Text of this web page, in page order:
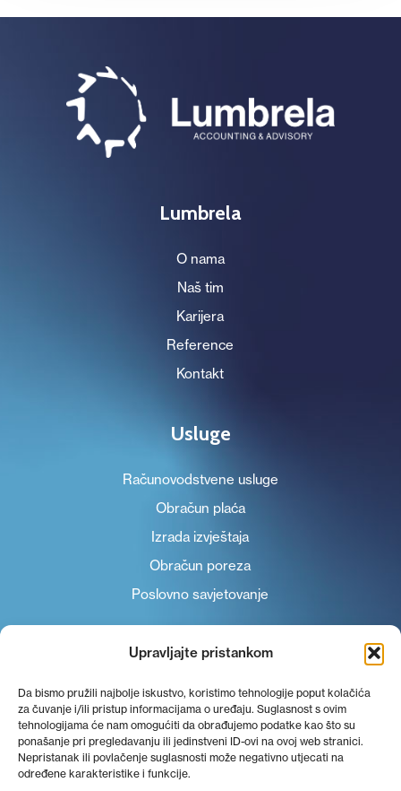
Upravljajte pristankom
Da bismo pružili najbolje iskustvo, koristimo tehnologije poput kolačića
za čuvanje i/ili pristup informacijama o uređaju. Suglasnost s ovim
tehnologijama će nam omogućiti da obrađujemo podatke kao što su
ponašanje pri pregledavanju ili jedinstveni ID-ovi na ovoj web stranici.
Nepristanak ili povlačenje suglasnosti može negativno utjecati na
određene karakteristike i funkcije.
Lumbrela
O nama
Naš tim
Karijera
Reference
Kontakt
Usluge
Računovodstvene usluge
Obračun plaća
Izrada izvještaja
Obračun poreza
Poslovno savjetovanje